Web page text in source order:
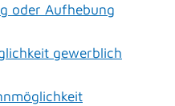
oder Aufhebung
gewerblich